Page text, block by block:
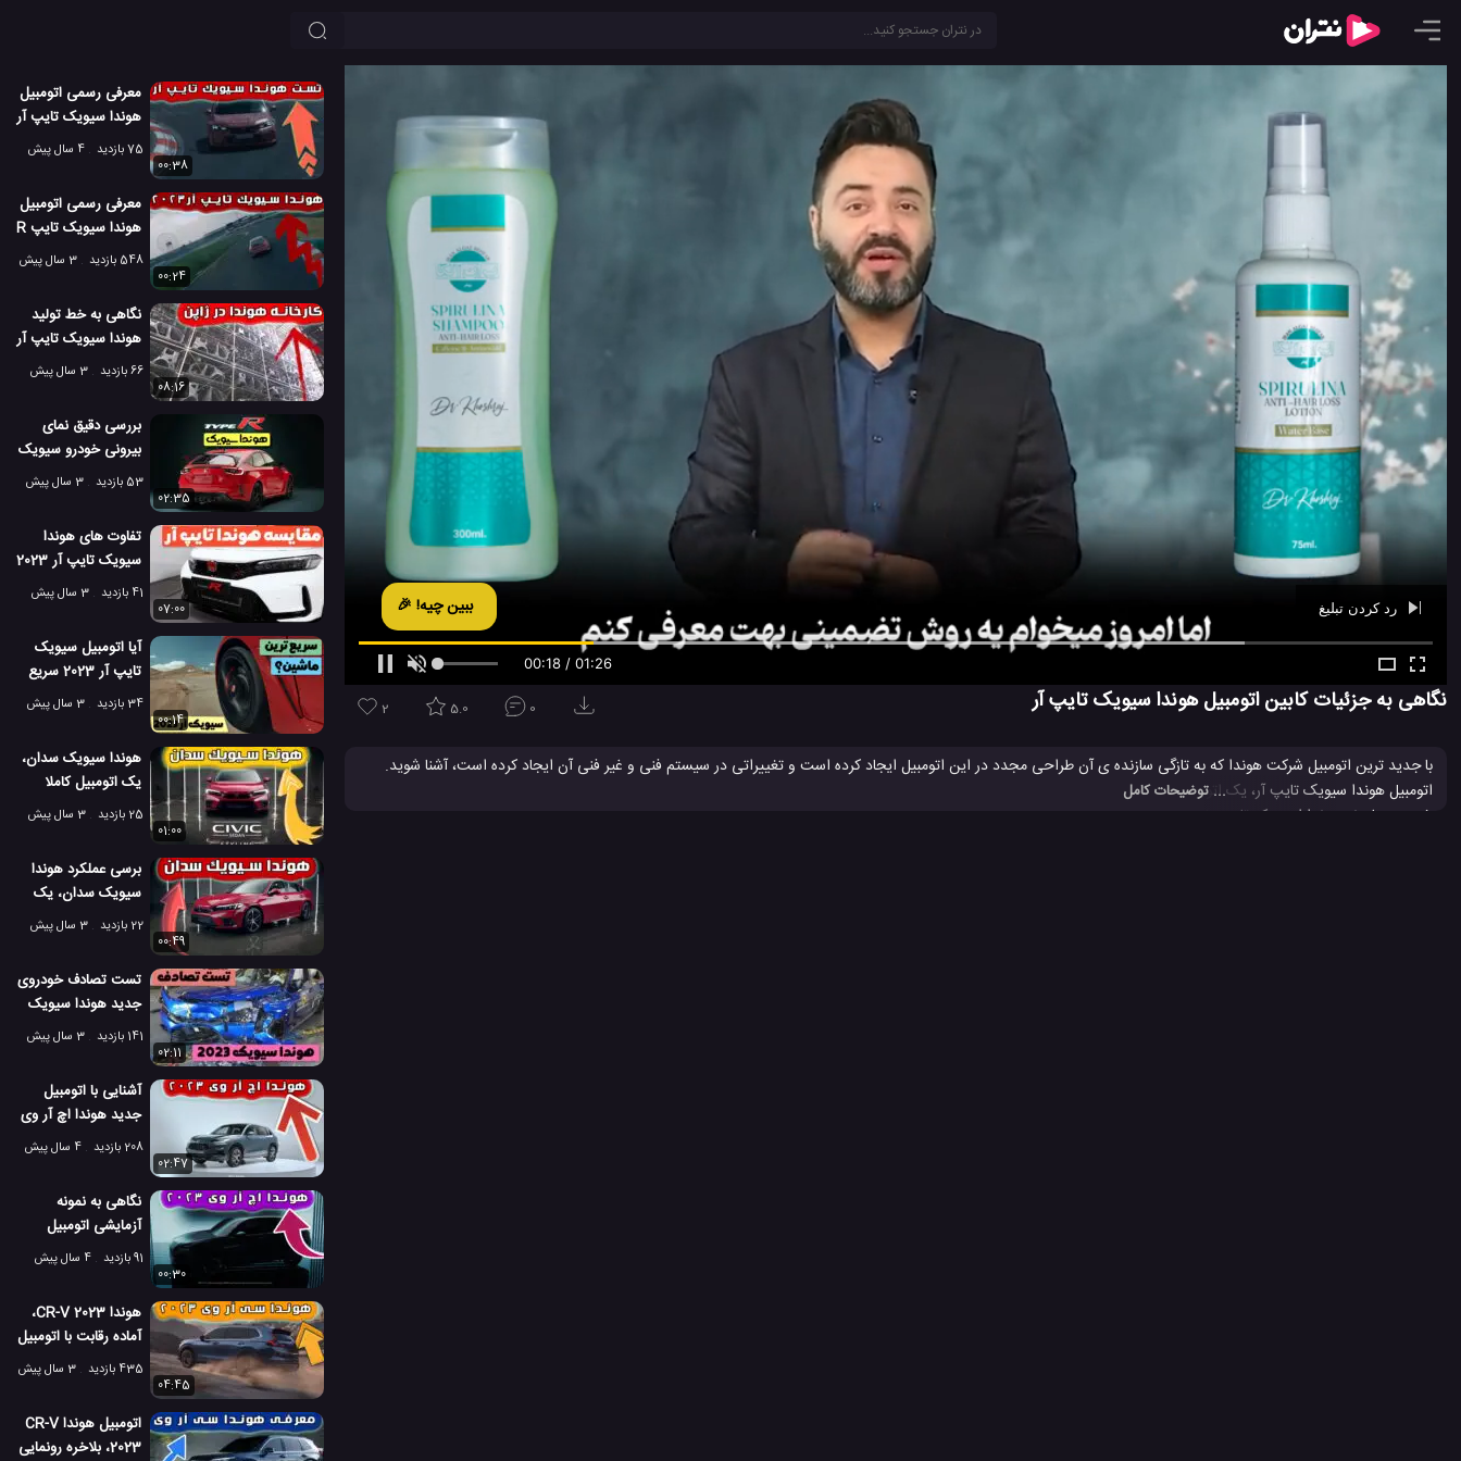
00:19 / 01:26
ببین چیه! 🎉
Ad - 01:07
نگاهی به جزئیات کابین اتومبیل هوندا سیویک تایپ آر 2 5.0 0
با جدید ترین اتومبیل شرکت هوندا که به تازگی سازنده ی آن طراحی مجدد در این اتومبیل ایجاد کرده است و تغییراتی در سیستم فنی و غیر فنی آن ایجاد کرده است، آشنا شوید.
خودروی با برند هوندا است که تا به حال در ایالات متحده ارائه شده است. یک تجربه جدید و همه جانبه با عملکرد بالا کابین خلبان که لذت رانندگی را افزایش می دهد. بدنه جدید
... توضیحات کامل
معرفی رسمی اتومبیل
هوندا سیویک تایپ آر
در تابستان
75 بازدید
4 سال پیش
00:38
معرفی رسمی اتومبیل
هوندا سیویک تایپ R
2023
548 بازدید
3 سال پیش
00:24
نگاهی به خط تولید
هوندا سیویک تایپ آر
2023 در ژاپن
66 بازدید
3 سال پیش
08:16
بررسی دقیق نمای
بیرونی خودرو سیویک
تایپ R از کمپانی
53 بازدید
3 سال پیش
02:35
تفاوت های هوندا
سیویک تایپ آر 2023
با نسخه قدیمی تر
41 بازدید
3 سال پیش
07:00
آیا اتومبیل سیویک
تایپ آر 2023 سریع
ترین است؟
34 بازدید
3 سال پیش
00:14
هوندا سیویک سدان،
یک اتومبیل کاملا
سبک و شگفت انگیز
25 بازدید
3 سال پیش
01:00
برسی عملکرد هوندا
سیویک سدان، یک
اتومبیل قدرتمند
22 بازدید
3 سال پیش
00:49
تست تصادف خودروی
جدید هوندا سیویک
2023
141 بازدید
3 سال پیش
02:11
آشنایی با اتومبیل
جدید هوندا اچ آر وی
2023
208 بازدید
4 سال پیش
02:47
نگاهی به نمونه
آزمایشی اتومبیل
هوندا اچ آر وی 2023
91 بازدید
4 سال پیش
00:30
هوندا CR-V 2023،
آماده رقابت با اتومبیل
تویوتا RAV4
435 بازدید
3 سال پیش
04:45
اتومبیل هوندا CR-V
2023، بلاخره رونمایی